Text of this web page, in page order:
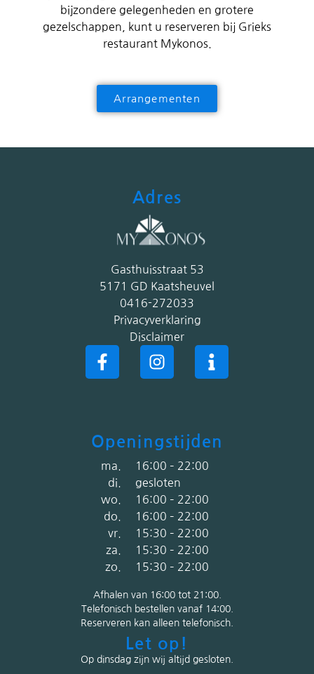
bijzondere gelegenheden en grotere
gezelschappen, kunt u reserveren bij Grieks
restaurant Mykonos.
Arrangementen
Adres
Gasthuisstraat 53
5171 GD Kaatsheuvel
0416-272033
Privacyverklaring
Disclaimer
Openingstijden
ma.
di.
wo.
do.
vr.
za.
zo.
16:00 – 22:00
gesloten
16:00 – 22:00
16:00 – 22:00
15:30 – 22:00
15:30 – 22:00
15:30 – 22:00
Afhalen van 16:00 tot 21:00.
Telefonisch bestellen vanaf 14:00.
Reserveren kan alleen telefonisch.
Let op!
Op dinsdag zijn wij altijd gesloten.